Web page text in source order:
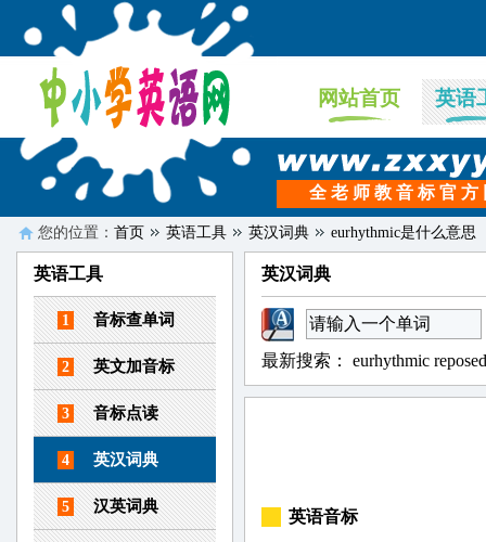
网站首页 英语
全 老 师 教 音 标 官 方
您的位置： 首页 英语工具 英汉词典 eurhythmic是什么意思
英语工具
1 音标查单词
2 英文加音标
3 音标点读
4 英汉词典
5 汉英词典
英汉词典
最新搜索： eurhythmic reposed
英语音标